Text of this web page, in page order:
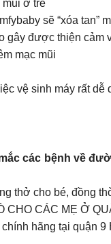
mũi ở trẻ
sẽ “xóa tan”
gây được thiện cảm
mạc mũi
vệ sinh máy rất dễ
các bệnh về
thở cho bé, đồng
CHO CÁC MẸ Ở
hãng tại quận